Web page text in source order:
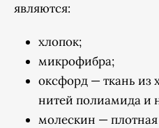
являются:
хлопок;
микрофибра;
оксфорд — ткань из
нитей полиамида и
молескин — плотная